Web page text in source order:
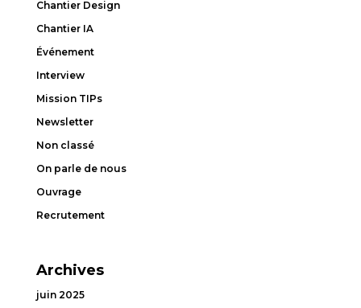
Chantier Design
Chantier IA
Événement
Interview
Mission TIPs
Newsletter
Non classé
On parle de nous
Ouvrage
Recrutement
Archives
juin 2025